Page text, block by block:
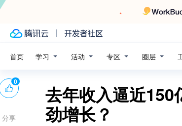
首页 学习 活动 专区 圈层
去年收入逼近150
劲增长？
0
分享